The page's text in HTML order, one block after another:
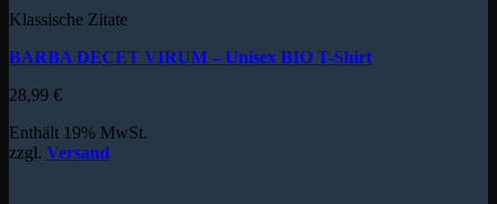
Klassische Zitate
BARBA DECET VIRUM – Unisex BIO T-Shirt
28,99 €
Enthält 19% MwSt.
zzgl. Versand